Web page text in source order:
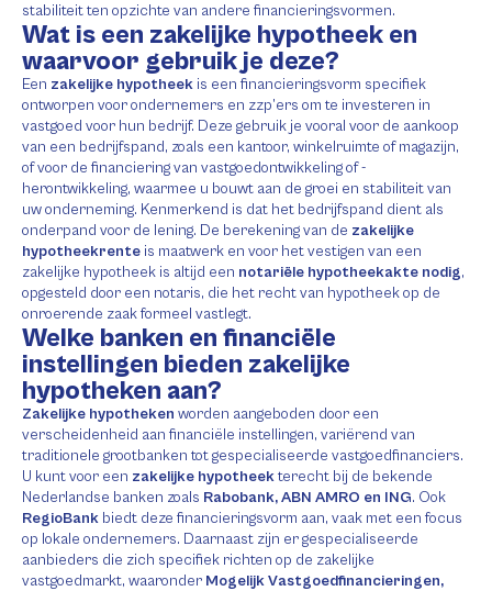
stabiliteit ten opzichte van andere financieringsvormen.
Wat is een zakelijke hypotheek en
waarvoor gebruik je deze?
Een zakelijke hypotheek is een financieringsvorm specifiek
ontworpen voor ondernemers en zzp’ers om te investeren in
vastgoed voor hun bedrijf. Deze gebruik je vooral voor de aankoop
van een bedrijfspand, zoals een kantoor, winkelruimte of magazijn,
of voor de financiering van vastgoedontwikkeling of -
herontwikkeling, waarmee u bouwt aan de groei en stabiliteit van
uw onderneming. Kenmerkend is dat het bedrijfspand dient als
onderpand voor de lening. De berekening van de zakelijke
hypotheekrente is maatwerk en voor het vestigen van een
zakelijke hypotheek is altijd een notariële hypotheekakte nodig,
opgesteld door een notaris, die het recht van hypotheek op de
onroerende zaak formeel vastlegt.
Welke banken en financiële
instellingen bieden zakelijke
hypotheken aan?
Zakelijke hypotheken worden aangeboden door een
verscheidenheid aan financiële instellingen, variërend van
traditionele grootbanken tot gespecialiseerde vastgoedfinanciers.
U kunt voor een zakelijke hypotheekterecht bij de bekende
Nederlandse banken zoals Rabobank, ABN AMRO en ING. Ook
RegioBank biedt deze financieringsvorm aan, vaak met een focus
op lokale ondernemers. Daarnaast zijn er gespecialiseerde
aanbieders die zich specifiek richten op de zakelijke
vastgoedmarkt, waaronder Mogelijk Vastgoedfinancieringen,